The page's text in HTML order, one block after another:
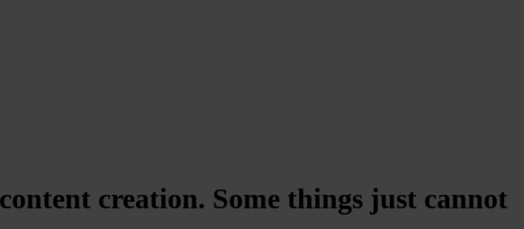
creation. Some things just cannot